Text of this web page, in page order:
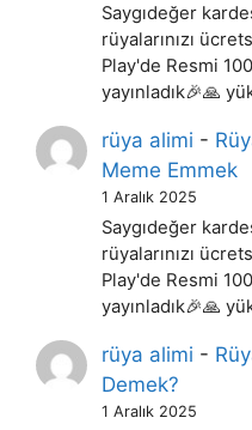
Saygıdeğer
rüyalarınızı
Play'de Resmi
yayınladık🎉🙏
rüya alimi -
Meme Emmek
1 Aralık 2025
Saygıdeğer
rüyalarınızı
Play'de Resmi
yayınladık🎉🙏
rüya alimi -
Demek?
1 Aralık 2025